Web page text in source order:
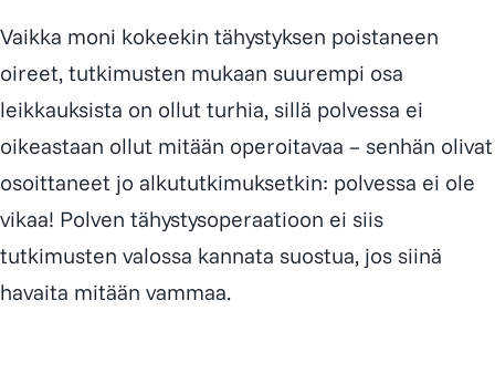
Vaikka moni kokeekin tähystyksen poistaneen
oireet, tutkimusten mukaan suurempi osa
leikkauksista on ollut turhia, sillä polvessa ei
oikeastaan ollut mitään operoitavaa – senhän olivat
osoittaneet jo alkututkimuksetkin: polvessa ei ole
vikaa! Polven tähystysoperaatioon ei siis
tutkimusten valossa kannata suostua, jos siinä
havaita mitään vammaa.